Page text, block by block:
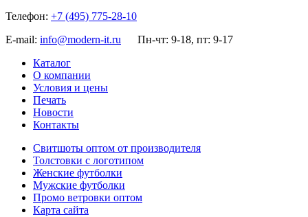
Телефон: +7 (495) 775-28-10
E-mail: info@modern-it.ru
Пн-чт: 9-18, пт: 9-17
Каталог
О компании
Условия и цены
Печать
Новости
Контакты
Свитшоты оптом от производителя
Толстовки с логотипом
Женские футболки
Мужские футболки
Промо ветровки оптом
Карта сайта